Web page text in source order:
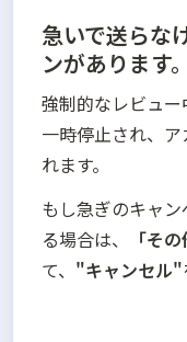
急いで送らな
ンがあります
強制的なレビュ
一時停止され、
もし急ぎのキャ
る場合は、
「そ
て、 "キャンセル"